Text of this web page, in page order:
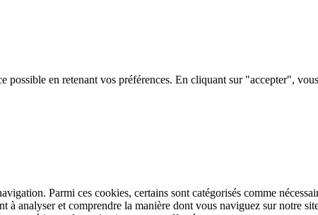
en retenant vos préférences. En cliquant sur "accepter",
Parmi ces cookies, certains sont catégorisés comme
analyser et comprendre la manière dont vous naviguez sur notre